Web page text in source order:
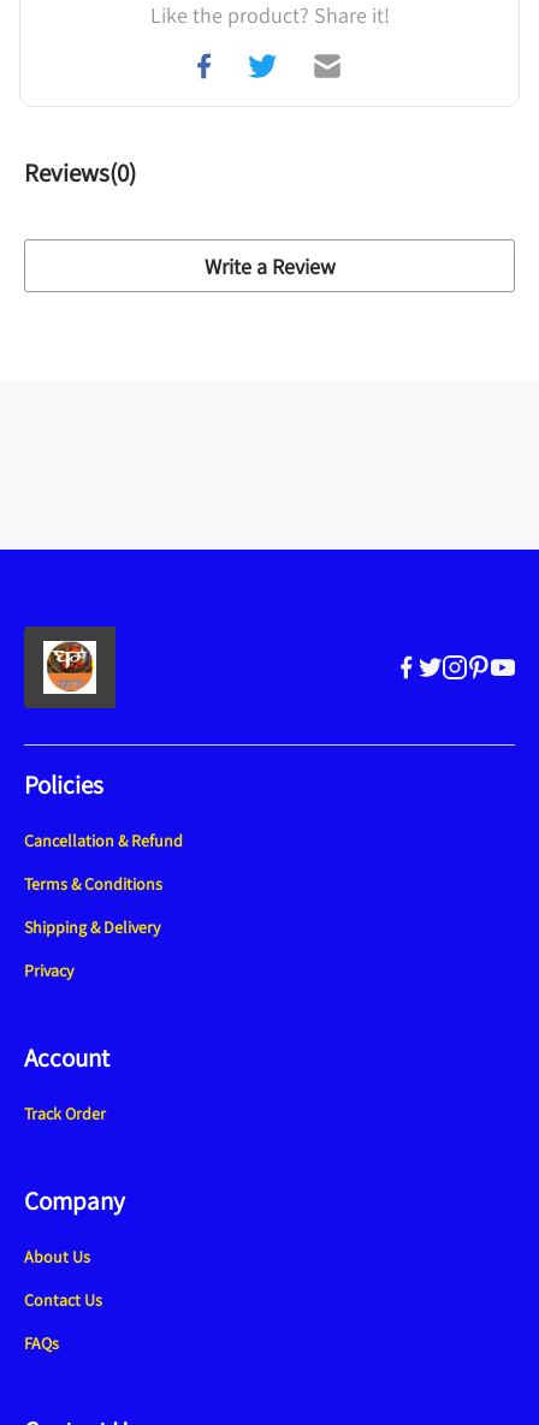
Like the product? Share it!
Reviews(0)
Write a Review
Policies
Cancellation & Refund
Terms & Conditions
Shipping & Delivery
Privacy
Account
Track Order
Company
About Us
Contact Us
FAQs